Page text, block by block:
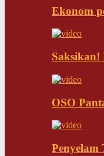
Ekonom
OSO
Penyelam